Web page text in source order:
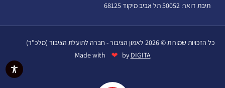
תיבת דואר: 50052 תל אביב מיקוד 68125
כל הזכויות שמורות © 2026 לאמון הציבור - חברה לתועלת הציבור (מלכ"ר)
Made with
❤ by DIGITA